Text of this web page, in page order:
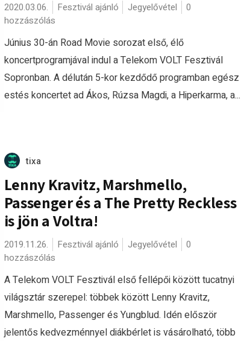
2020.03.06. Fesztivál ajánló Jegyelővétel
0
hozzászólás
Június 30-án Road Movie sorozat első, élő
koncertprogramjával indul a Telekom VOLT Fesztivál
Sopronban. A délután 5-kor kezdődő programban egész
estés koncertet ad Ákos, Rúzsa Magdi, a Hiperkarma, a...
tixa
Lenny Kravitz, Marshmello,
Passenger és a The Pretty Reckless
is jön a Voltra!
2019.11.26. Fesztivál ajánló Jegyelővétel
0
hozzászólás
A Telekom VOLT Fesztivál első fellépői között tucatnyi
világsztár szerepel: többek között Lenny Kravitz,
Marshmello, Passenger és Yungblud. Idén először
jelentős kedvezménnyel diákbérlet is vásárolható, több